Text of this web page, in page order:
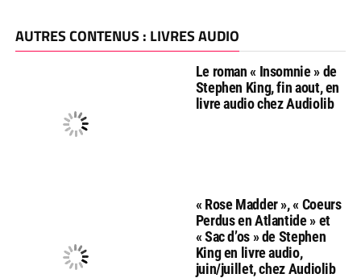
AUTRES CONTENUS : LIVRES AUDIO
Le roman « Insomnie » de
Stephen King, fin aout, en
livre audio chez Audiolib
« Rose Madder », « Coeurs
Perdus en Atlantide » et
« Sac d’os » de Stephen
King en livre audio,
juin/juillet, chez Audiolib